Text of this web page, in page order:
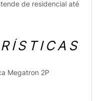
de residencial até
Megatron 2P